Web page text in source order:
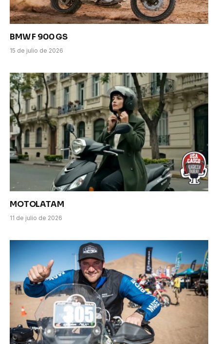
BMW F 900 GS
15 de julio de 2026
MOTOLATAM
11 de julio de 2026